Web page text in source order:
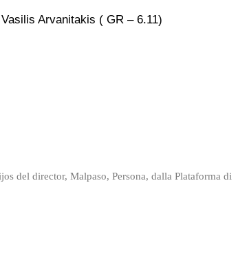
Arvanitakis ( GR – 6.11)
del director, Malpaso, Persona, dalla Plataforma di